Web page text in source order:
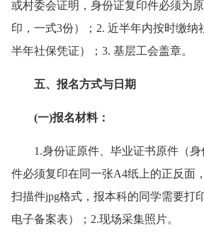
或村委会证明，身份证复印件必须为
印，一式3份）；2. 近半年内按时缴纳
半年社保凭证）；3. 基层工会盖章。
五、报名方式与日期
(一)报名材料：
1.身份证原件、毕业证书原件（
件必须复印在同一张A4纸上的正反面
扫描件jpg格式，报本科的同学需要打
电子备案表）；2.现场采集照片。